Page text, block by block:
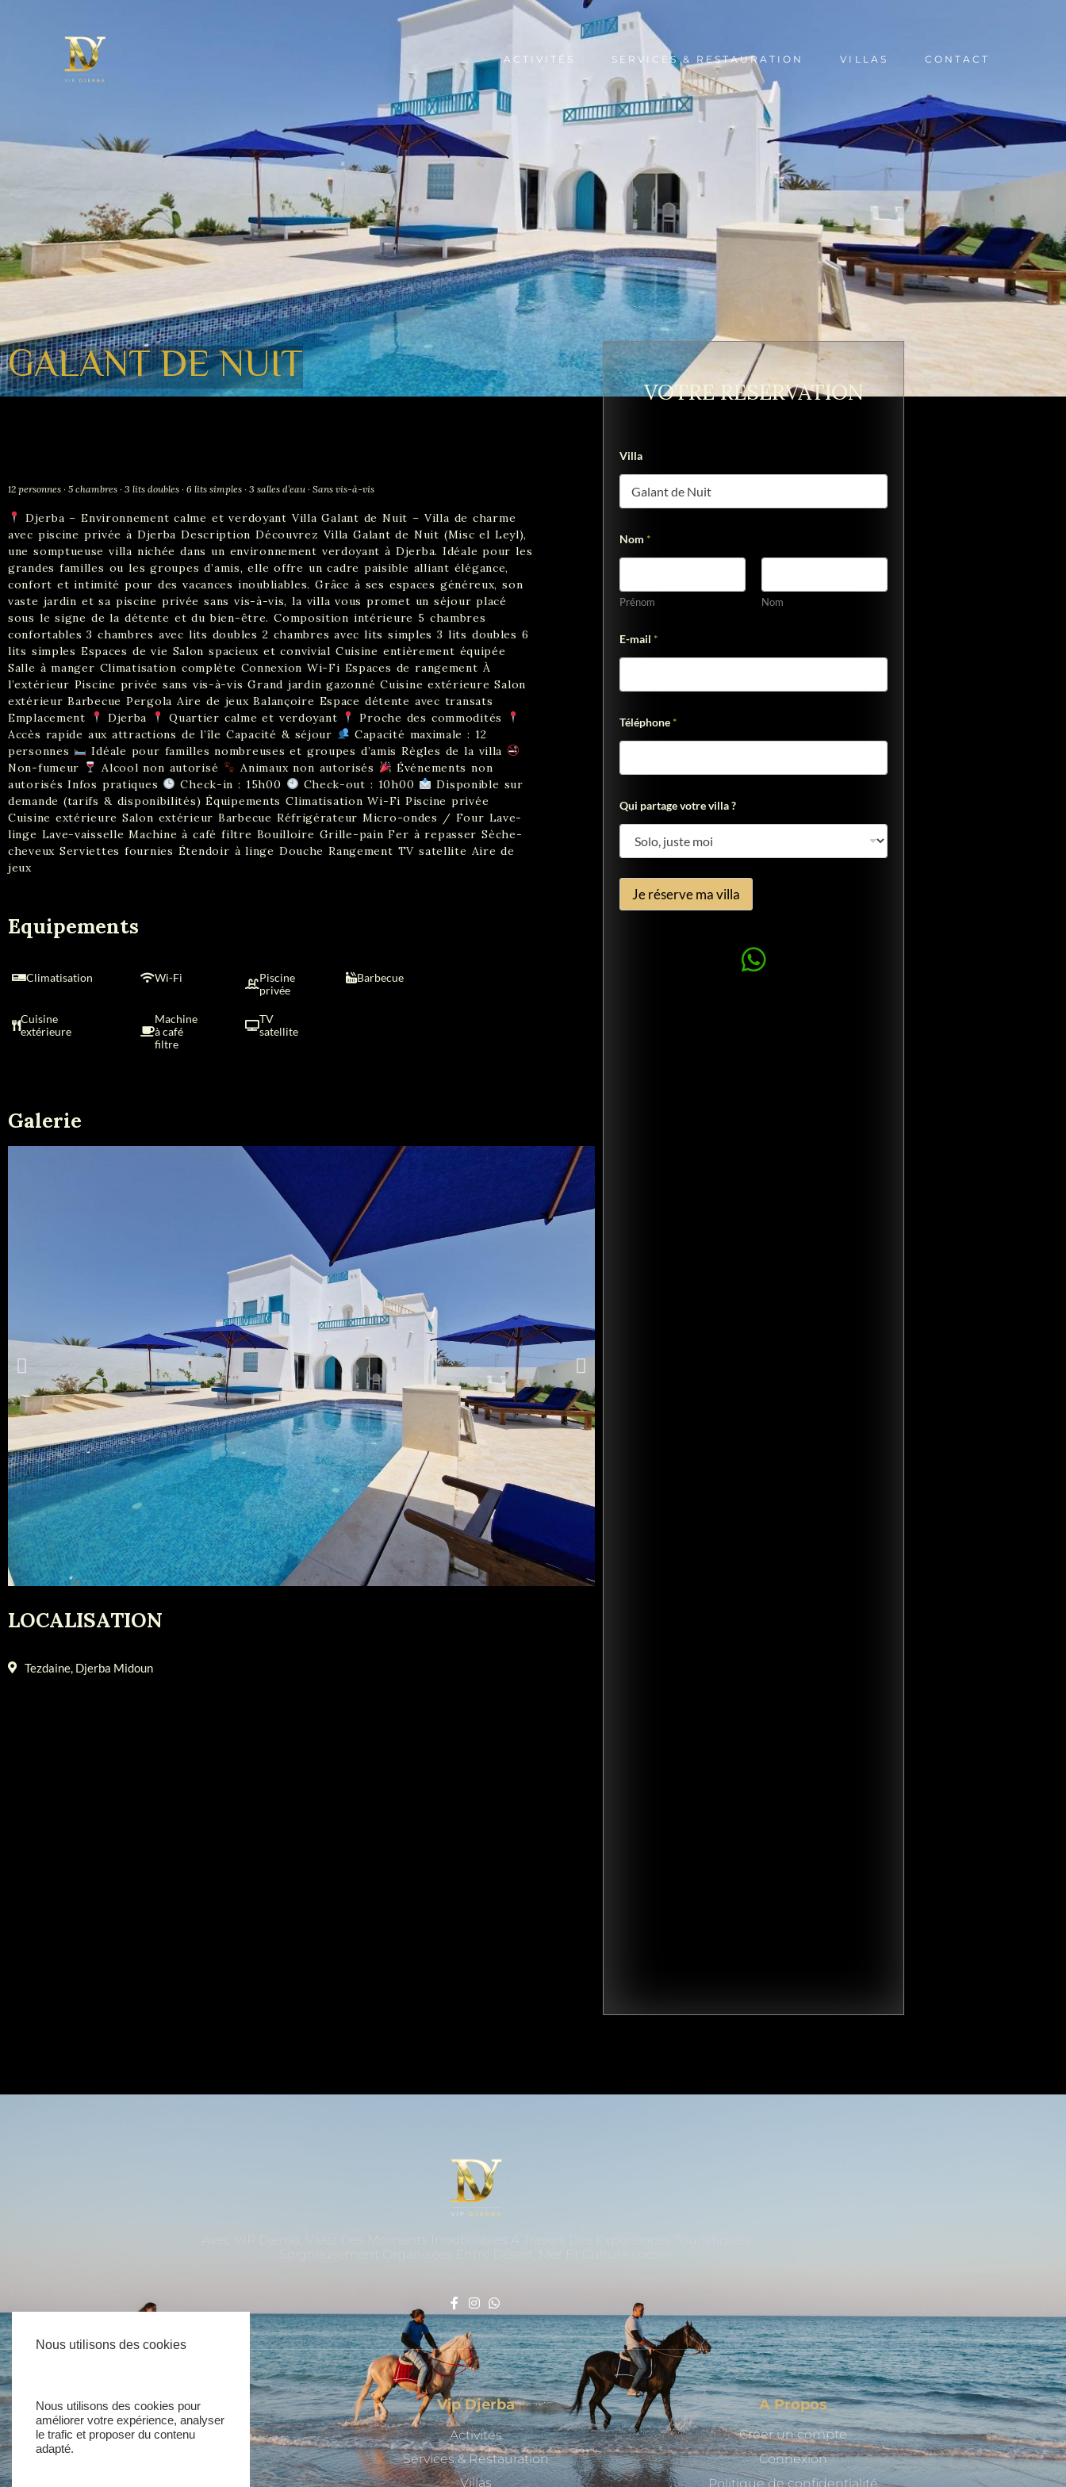
ACTIVITÉS SERVICES & RESTAURATION VILLAS CONTACT
GALANT DE NUIT
12 personnes · 5 chambres · 3 lits doubles · 6 lits simples · 3 salles d’eau · Sans vis-à-vis
Djerba – Environnement calme et verdoyant Villa Galant de Nuit – Villa de charme
avec piscine privée à Djerba Description Découvrez Villa Galant de Nuit (Misc el Leyl),
une somptueuse villa nichée dans un environnement verdoyant à Djerba. Idéale pour les
grandes familles ou les groupes d’amis, elle offre un cadre paisible alliant élégance,
confort et intimité pour des vacances inoubliables. Grâce à ses espaces généreux, son
vaste jardin et sa piscine privée sans vis-à-vis, la villa vous promet un séjour placé
sous le signe de la détente et du bien-être. Composition intérieure 5 chambres
confortables 3 chambres avec lits doubles 2 chambres avec lits simples 3 lits doubles 6
lits simples Espaces de vie Salon spacieux et convivial Cuisine entièrement équipée
Salle à manger Climatisation complète Connexion Wi-Fi Espaces de rangement À
l’extérieur Piscine privée sans vis-à-vis Grand jardin gazonné Cuisine extérieure Salon
extérieur Barbecue Pergola Aire de jeux Balançoire Espace détente avec transats
Emplacement
Djerba Quartier calme et verdoyant
Proche des commodités
Accès rapide aux attractions de l’île Capacité & séjour
Capacité maximale : 12
personnes
Idéale pour familles nombreuses et groupes d’amis Règles de la villa
Non-fumeur
Alcool non autorisé Animaux non autorisés
Événements non
autorisés Infos pratiques
Check-in : 15h00 Check-out : 10h00
Disponible sur
demande (tarifs & disponibilités) Équipements Climatisation Wi-Fi Piscine privée
Cuisine extérieure Salon extérieur Barbecue Réfrigérateur Micro-ondes / Four Lave-
linge Lave-vaisselle Machine à café filtre Bouilloire Grille-pain Fer à repasser Sèche-
cheveux Serviettes fournies Étendoir à linge Douche Rangement TV satellite Aire de
jeux
Equipements
Climatisation Wi-Fi
Piscine
privée
Barbecue
Cuisine
extérieure
Machine
à café
filtre
TV
satellite
Galerie
LOCALISATION
Tezdaine, Djerba Midoun
VOTRE RÉSERVATION
Villa
u
r
t
g
V
l
a
Nom *
Prénom Nom
E-mail *
Téléphone *
Qui partage votre villa ?
Je réserve ma villa
Avec VIP Djerba, Vivez Des Moments Inoubliables À Travers Des Expériences Touristiques
Siège Social
Midoun Djerba Tunisie
Vip Djerba
Activités
Services & Restauration
Villas
A Propos
Créer un compte
Connexion
Politique de confidentialité
Nous utilisons des cookies
Nous utilisons des cookies pour
améliorer votre expérience, analyser
le trafic et proposer du contenu
adapté.